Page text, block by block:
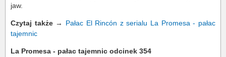
jaw.
Czytaj także→ Pałac El Rincón z serialu La Promesa - pałac
tajemnic
La Promesa - pałac tajemnic odcinek 354